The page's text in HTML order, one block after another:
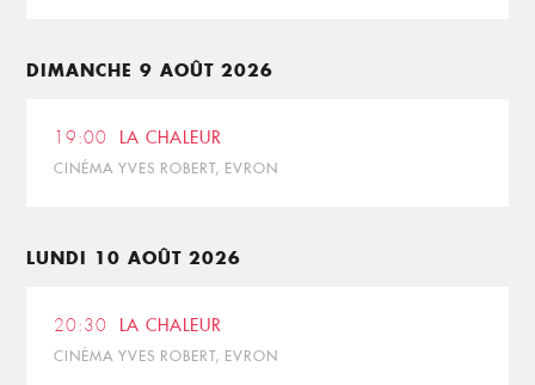
DIMANCHE 9 AOÛT 2026
19:00 LA CHALEUR
CINÉMA YVES ROBERT, EVRON
LUNDI 10 AOÛT 2026
20:30 LA CHALEUR
CINÉMA YVES ROBERT, EVRON